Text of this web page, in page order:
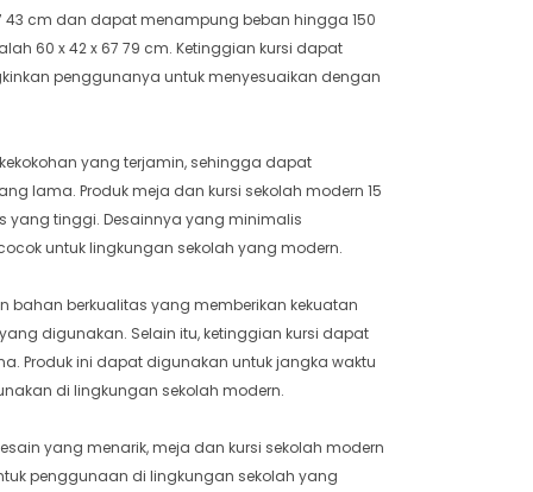
43 cm dan dapat menampung beban hingga 150
60 x 42 x 67 79 cm. Ketinggian kursi dapat
penggunanya untuk menyesuaikan dengan
yang terjamin, sehingga dapat
lama. Produk meja dan kursi sekolah modern 15
yang tinggi. Desainnya yang minimalis
untuk lingkungan sekolah yang modern.
bahan berkualitas yang memberikan kekuatan
digunakan. Selain itu, ketinggian kursi dapat
Produk ini dapat digunakan untuk jangka waktu
di lingkungan sekolah modern.
yang menarik, meja dan kursi sekolah modern
penggunaan di lingkungan sekolah yang